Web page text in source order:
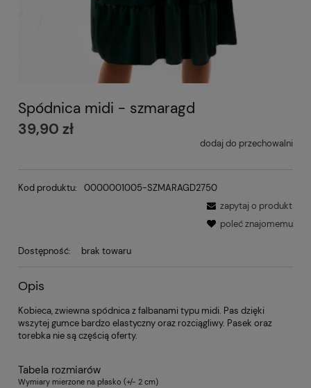
Spódnica midi - szmaragd
39,90 zł
dodaj do przechowalni
Kod produktu:
0000001005-SZMARAGD2750
zapytaj o produkt
poleć znajomemu
Dostępność: brak towaru
Opis
Kobieca, zwiewna spódnica z falbanami typu midi. Pas dzięki
wszytej gumce bardzo elastyczny oraz rozciągliwy. Pasek oraz
torebka nie są częścią oferty.
Tabela rozmiarów
Wymiary mierzone na płasko (+/- 2 cm)